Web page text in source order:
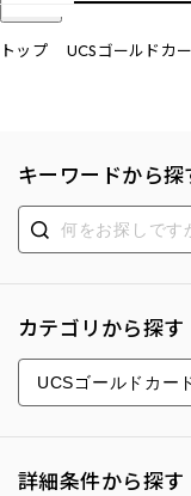
トップ UCSゴールドカ
キーワードから探
カテゴリから探す
詳細条件から探す